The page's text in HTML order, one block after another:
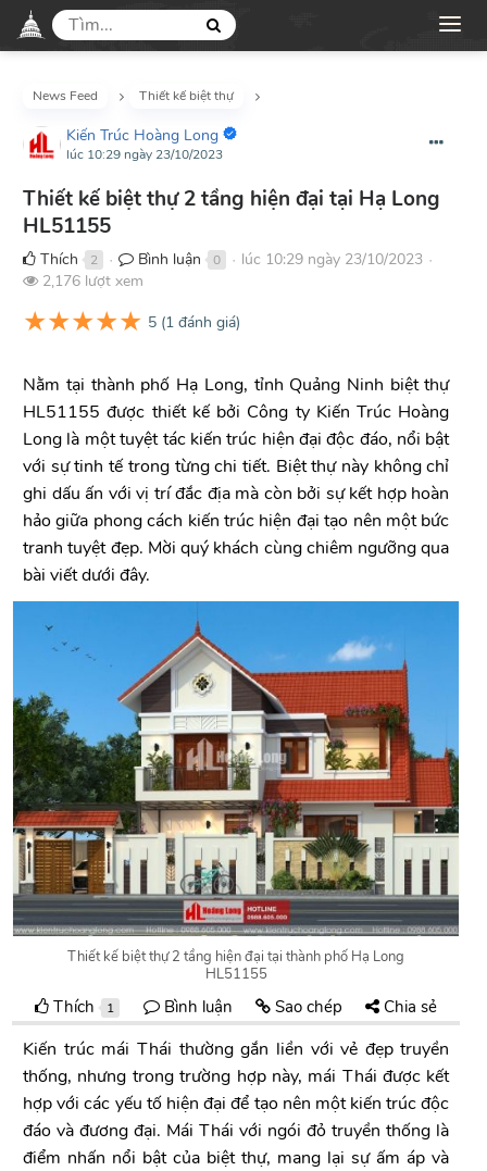
News Feed Thiết kế biệt thự
Kiến Trúc Hoàng Long
lúc 10:29 ngày 23/10/2023
Thiết kế biệt thự 2 tầng hiện đại tại Hạ Long
HL51155
Thích 2 ● Bình luận 0 ● lúc 10:29 ngày 23/10/2023 ●
2,176 lượt xem
★★★★★ 5 (1 đánh giá)
Nằm tại thành phố Hạ Long, tỉnh Quảng Ninh biệt thự
HL51155 được thiết kế bởi Công ty Kiến Trúc Hoàng
Long là một tuyệt tác kiến trúc hiện đại độc đáo, nổi bật
với sự tinh tế trong từng chi tiết. Biệt thự này không chỉ
ghi dấu ấn với vị trí đắc địa mà còn bởi sự kết hợp hoàn
hảo giữa phong cách kiến trúc hiện đại tạo nên một bức
tranh tuyệt đẹp. Mời quý khách cùng chiêm ngưỡng qua
bài viết dưới đây.
Thiết kế biệt thự 2 tầng hiện đại tại thành phố Hạ Long
HL51155
Thích 1 Bình luận Sao chép Chia sẻ
Kiến trúc mái Thái thường gắn liền với vẻ đẹp truyền
thống, nhưng trong trường hợp này, mái Thái được kết
hợp với các yếu tố hiện đại để tạo nên một kiến trúc độc
đáo và đương đại. Mái Thái với ngói đỏ truyền thống là
điểm nhấn nổi bật của biệt thự, mang lại sự ấm áp và